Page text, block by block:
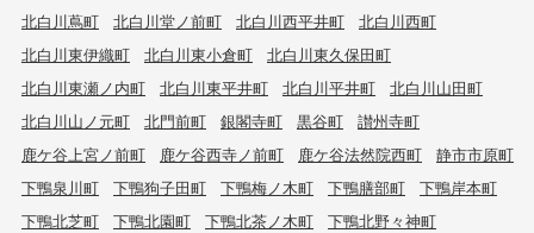
北白川蔦町
北白川堂ノ前町 北白川西平井町
北白川西町
北白川東伊織町
北白川東小倉町
北白川東久保田町
北白川東瀬ノ内町
北白川東平井町 北白川平井町
北白川山田町
北白川山ノ元町
北門前町 銀閣寺町 黒谷町
讃州寺町
鹿ケ谷上宮ノ前町
鹿ケ谷西寺ノ前町 鹿ケ谷法然院西町
静市市原町
下鴨泉川町
下鴨狗子田町 下鴨梅ノ木町 下鴨膳部町
下鴨岸本町
下鴨北芝町
下鴨北園町 下鴨北茶ノ木町
下鴨北野々神町